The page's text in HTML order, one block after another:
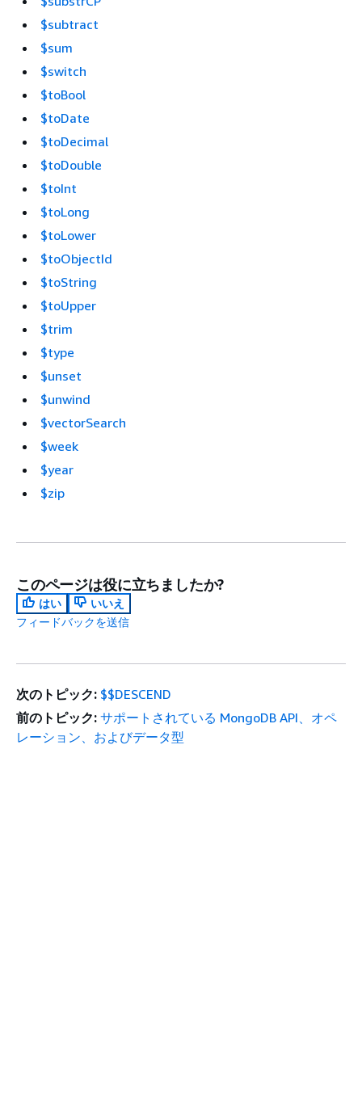
$subtract
$sum
$switch
$toBool
$toDate
$toDecimal
$toDouble
$toInt
$toLong
$toLower
$toObjectId
$toString
$toUpper
$trim
$type
$unset
$unwind
$vectorSearch
$week
$year
$zip
このページは役に立ちましたか?
はい
いいえ
フィードバックを送信
次のトピック: $$DESCEND
前のトピック: サポートされている MongoDB API、オペ
レーション、およびデータ型